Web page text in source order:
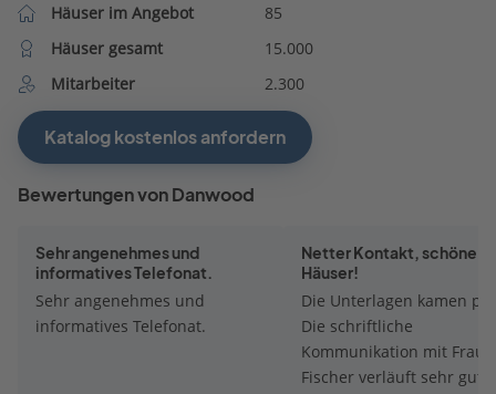
Häuser im Angebot
85
Häuser gesamt
15.000
Mitarbeiter
2.300
Katalog kostenlos anfordern
Bewertungen von Danwood
Sehr angenehmes und
informatives Telefonat.
Sehr angenehmes und
informatives Telefonat.
Netter Kontakt, schöne
Häuser!
Die Unterlagen kamen
Die schriftliche
Kommunikation mit Frau
Fischer verläuft sehr gut.